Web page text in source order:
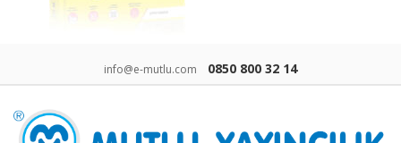
info@e-mutlu.com 0850 800 32 14